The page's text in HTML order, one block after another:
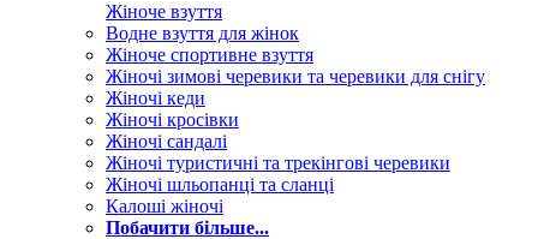
Жіноче взуття
Водне взуття для жінок
Жіноче спортивне взуття
Жіночі зимові черевики та черевики для снігу
Жіночі кеди
Жіночі кросівки
Жіночі сандалі
Жіночі туристичні та трекінгові черевики
Жіночі шльопанці та сланці
Калоші жіночі
Побачити більше...